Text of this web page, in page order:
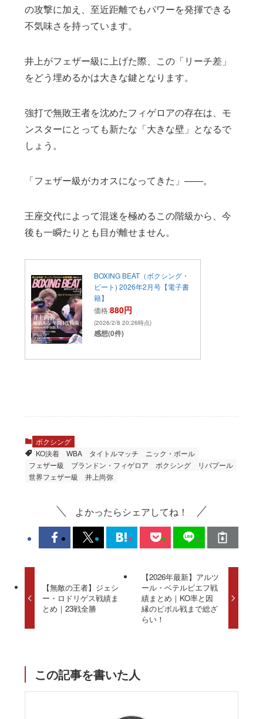
の攻撃に加え、至近距離でもパワーを発揮できる
不気味さを持っています。
井上がフェザー級に上げた際、この「リーチ差」
をどう埋めるかは大きな鍵となります。
強打で無敗王者を沈めたフィゲロアの存在は、モ
ンスターにとっても新たな「大きな壁」となるで
しょう。
「フェザー級がカオスになってきた」――。
王座交代によって混迷を極めるこの階級から、今
後も一瞬たりとも目が離せません。
BOXING BEAT（ボクシング・
ビート) 2026年2月号【電子書
籍】
価格:880円
(2026/2/8 20:26時点)
感想(0件)
ボクシング
KO決着
WBA タイトルマッチ
ニック・ボール
フェザー級
ブランドン・フィゲロア ボクシング
リバプール
世界フェザー級
井上尚弥
よかったらシェアしてね！
【無敵の王者】ジェシ
ー・ロドリゲス戦績ま
とめ｜23戦全勝
【2026年最新】アルツ
ール・ベテルビエフ戦
績まとめ｜KO率と因
縁のビボル戦まで総ざ
らい！
この記事を書いた人